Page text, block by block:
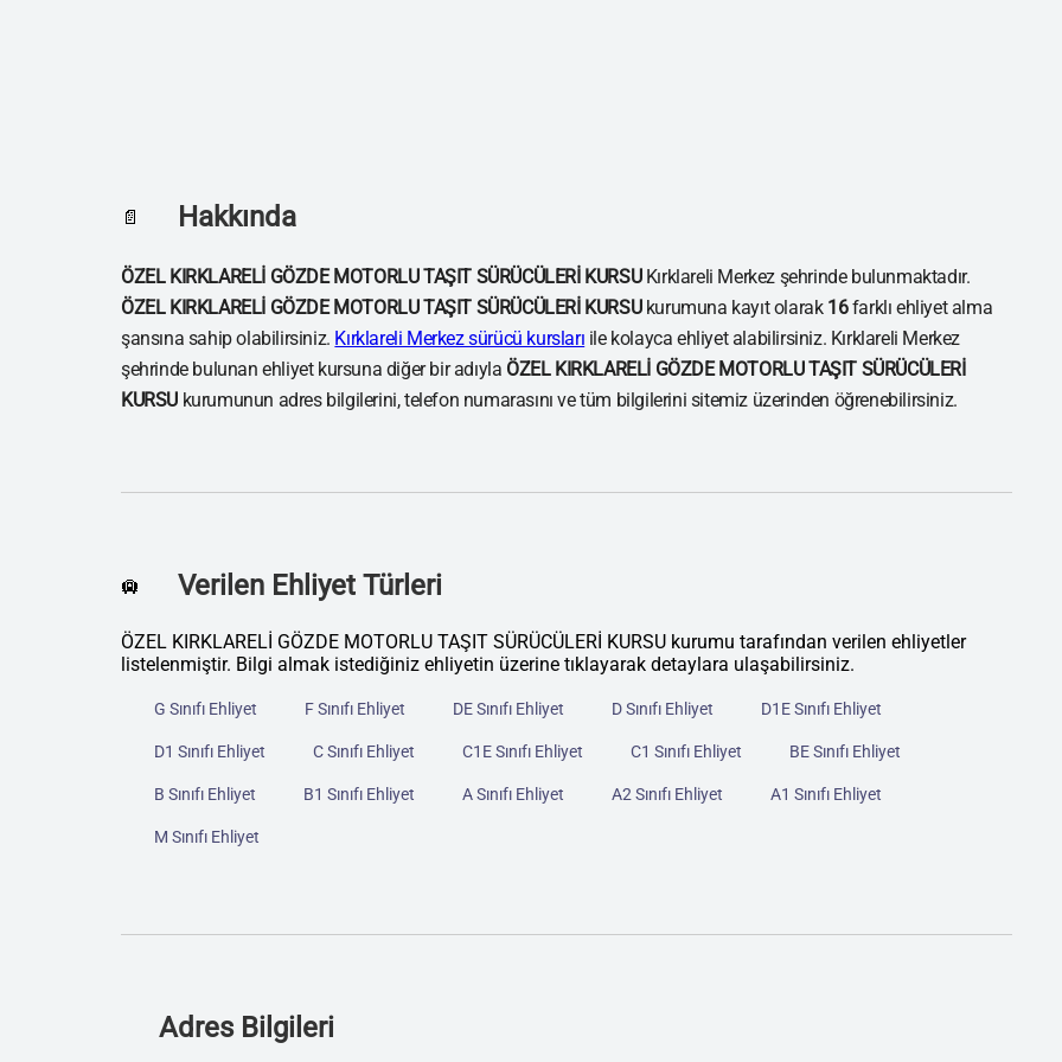
📄 Hakkında
ÖZEL KIRKLARELİ GÖZDE MOTORLU TAŞIT SÜRÜCÜLERİ KURSUKırklareli Merkez şehrinde bulunmaktadır.
ÖZEL KIRKLARELİ GÖZDE MOTORLU TAŞIT SÜRÜCÜLERİ KURSUkurumuna kayıt olarak 16farklı ehliyet alma
şansına sahip olabilirsiniz. Kırklareli Merkez sürücü kursları ile kolayca ehliyet alabilirsiniz. Kırklareli Merkez
şehrinde bulunan ehliyet kursuna diğer bir adıyla ÖZEL KIRKLARELİ GÖZDE MOTORLU TAŞIT SÜRÜCÜLERİ
KURSU kurumunun adres bilgilerini, telefon numarasını ve tüm bilgilerini sitemiz üzerinden öğrenebilirsiniz.
🛄 Verilen Ehliyet Türleri
ÖZEL KIRKLARELİ GÖZDE MOTORLU TAŞIT SÜRÜCÜLERİ KURSU kurumu tarafından verilen ehliyetler
listelenmiştir. Bilgi almak istediğiniz ehliyetin üzerine tıklayarak detaylara ulaşabilirsiniz.
G Sınıfı Ehliyet F Sınıfı Ehliyet DE Sınıfı Ehliyet D Sınıfı Ehliyet D1E Sınıfı Ehliyet
D1 Sınıfı Ehliyet C Sınıfı Ehliyet C1E Sınıfı Ehliyet C1 Sınıfı Ehliyet BE Sınıfı Ehliyet
B Sınıfı Ehliyet B1 Sınıfı Ehliyet A Sınıfı Ehliyet A2 Sınıfı Ehliyet A1 Sınıfı Ehliyet
M Sınıfı Ehliyet
Adres Bilgileri